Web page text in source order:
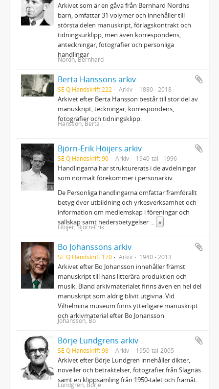
Arkivet som är en gåva från Bernhard Nordhs
barn, omfattar 31 volymer och innehåller till
största delen manuskript, förlagskontrakt och
tidningsurklipp, men även korrespondens,
anteckningar, fotografier och personliga
handlingar
Nordh, Bernhard
Berta Hanssons arkiv
SE Q Handskrift 222 Arkiv 1880 - 2018
Arkivet efter Berta Hansson består till stor del av
manuskript, teckningar, korrespondens,
fotografier och tidningsklipp.
Hansson, Berta
Björn-Erik Höijers arkiv
SE Q Handskrift 90 Arkiv 1940-tal - 1996
Handlingarna har strukturerats i de avdelningar
som normalt förekommer i personarkiv.
De Personliga handlingarna omfattar framförallt
betyg över utbildning och yrkesverksamhet och
information om medlemskap i föreningar och
sällskap samt hedersbetygelser
»
Höijer, Björn-Erik
Bo Johanssons arkiv
SE Q Handskrift 170 Arkiv 1940 - 2013
Arkivet efter Bo Johansson innehåller främst
manuskript till hans litterära produktion och
musik. Bland arkivmaterialet finns även en hel del
manuskript som aldrig blivit utgivna. Vid
Vilhelmina museum finns ytterligare manuskript
och arkivmaterial efter Bo Johansson
Johansson, Bo
Börje Lundgrens arkiv
SE Q Handskrift 98 Arkiv 1950-tal-2005
Arkivet efter Börje Lundgren innehåller dikter,
noveller och betraktelser, fotografier från Slagnäs
samt en klippsamling från 1950-talet och framåt.
Lundgren, Börje